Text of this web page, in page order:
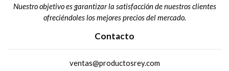
Nuestro objetivo es garantizar la satisfacción de nuestros clientes
ofreciéndoles los mejores precios del mercado.
Contacto
ventas@productosrey.com